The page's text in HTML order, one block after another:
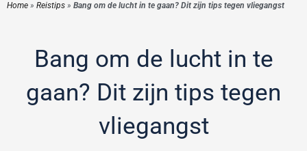
Home » Reistips » Bang om de lucht in te gaan? Dit zijn tips tegen vliegangst
Bang om de lucht in te
gaan? Dit zijn tips tegen
vliegangst